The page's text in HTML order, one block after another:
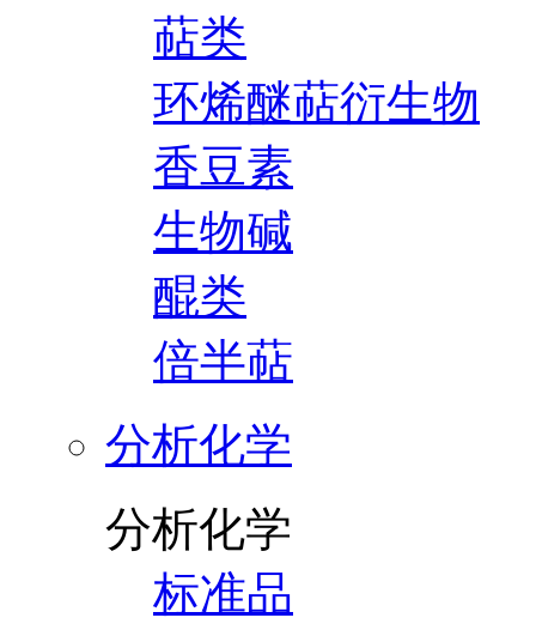
萜类
环烯醚萜衍生物
香豆素
生物碱
醌类
倍半萜
分析化学
分析化学
标准品